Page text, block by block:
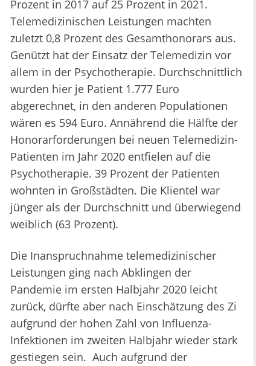
Prozent in 2017 auf 25 Prozent in 2021.
Telemedizinischen Leistungen machten
zuletzt 0,8 Prozent des Gesamthonorars aus.
Genützt hat der Einsatz der Telemedizin vor
allem in der Psychotherapie. Durchschnittlich
wurden hier je Patient 1.777 Euro
abgerechnet, in den anderen Populationen
wären es 594 Euro. Annährend die Hälfte der
Honorarforderungen bei neuen Telemedizin-
Patienten im Jahr 2020 entfielen auf die
Psychotherapie. 39 Prozent der Patienten
wohnten in Großstädten. Die Klientel war
jünger als der Durchschnitt und überwiegend
weiblich (63 Prozent).
Die Inanspruchnahme telemedizinischer
Leistungen ging nach Abklingen der
Pandemie im ersten Halbjahr 2020 leicht
zurück, dürfte aber nach Einschätzung des Zi
aufgrund der hohen Zahl von Influenza-
Infektionen im zweiten Halbjahr wieder stark
gestiegen sein. Auch aufgrund der